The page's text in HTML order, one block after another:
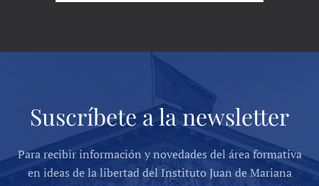
Suscríbete a la newsletter
Para recibir información y novedades del área formativa
en ideas de la libertad del Instituto Juan de Mariana